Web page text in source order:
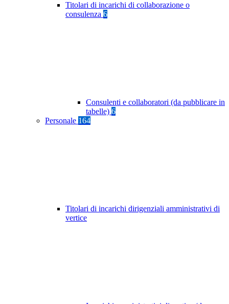
Titolari di incarichi di collaborazione o
consulenza 6
Consulenti e collaboratori (da pubblicare in
tabelle) 6
Personale 164
Titolari di incarichi dirigenziali amministrativi di
vertice